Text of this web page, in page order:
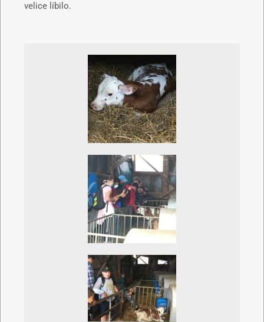
velice líbilo.